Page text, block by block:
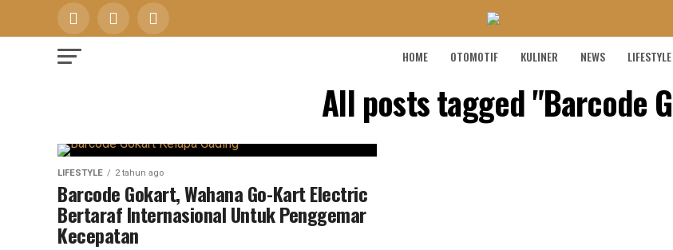
HOME OTOMOTIF KULINER NEWS LIFESTYLE
All posts tagged "Barcode
LIFESTYLE 2 tahun ago
Barcode Gokart, Wahana Go-Kart Electric
Bertaraf Internasional Untuk Penggemar
Kecepatan